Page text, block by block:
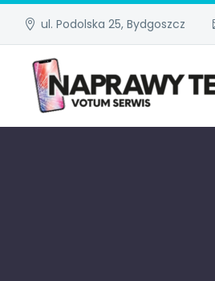
ul. Podolska 25, Bydgoszcz